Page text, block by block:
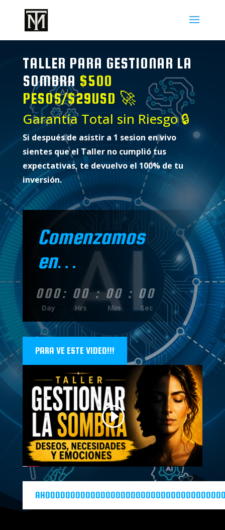
TALLER PARA GESTIONAR LA
SOMBRA $500
PESOS/$29USD 🚀
Garantía Total sin Riesgo 🔒
Si después de asistir a 1 sesion en vivo
sientes que el Taller no cumplió tus
expectativas, te devuelvo el 100% de tu
inversión.
Comenzamos
en…
000
Day
: 00
Hrs
: 00
Min
: 00
Sec
PARA VE ESTE VIDEO!!!